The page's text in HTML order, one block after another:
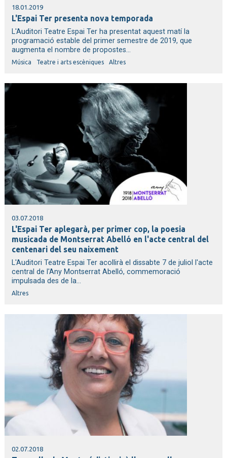
18.01.2019
L'Espai Ter presenta nova temporada
L'Auditori Teatre Espai Ter ha presentat aquest matí la
programació estable del primer semestre de 2019, que
augmenta el nombre de propostes...
Música Teatre i arts escèniques Altres
03.07.2018
L'Espai Ter aplegarà, per primer cop, la poesia
musicada de Montserrat Abelló en l'acte central del
centenari del seu naixement
L'Auditori Teatre Espai Ter acollirà el dissabte 7 de juliol l'acte
central de l'Any Montserrat Abelló, commemoració
impulsada des de la...
Altres
02.07.2018